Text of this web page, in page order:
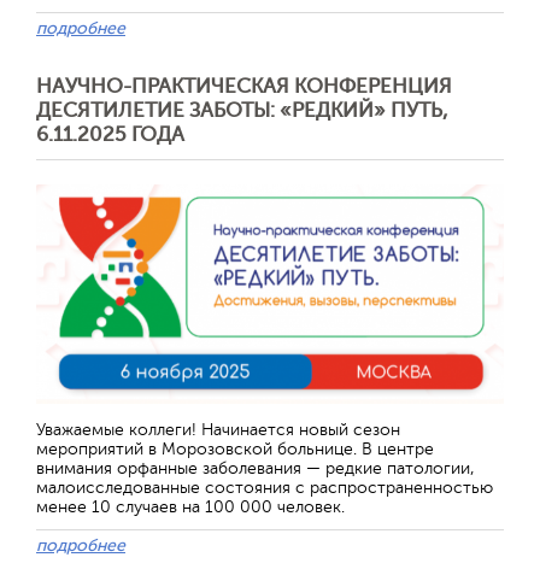
подробнее
НАУЧНО-ПРАКТИЧЕСКАЯ КОНФЕРЕНЦИЯ
ДЕСЯТИЛЕТИЕ ЗАБОТЫ: «РЕДКИЙ» ПУТЬ,
6.11.2025 ГОДА
Уважаемые коллеги! Начинается новый сезон
мероприятий в Морозовской больнице. В центре
внимания орфанные заболевания — редкие патологии,
малоисследованные состояния с распространенностью
менее 10 случаев на 100 000 человек.
подробнее
Отправить